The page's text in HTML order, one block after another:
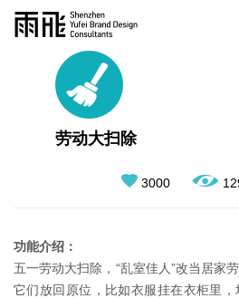
劳动大扫除
3000
功能介绍：
五一劳动大扫除，“乱室佳人”改当居家
它们放回原位，比如衣服挂在衣柜里